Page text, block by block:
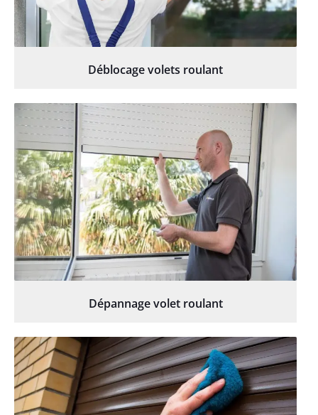
Déblocage volets roulant
Dépannage volet roulant